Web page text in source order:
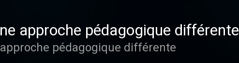
approche pédagogique différente
pédagogique différente